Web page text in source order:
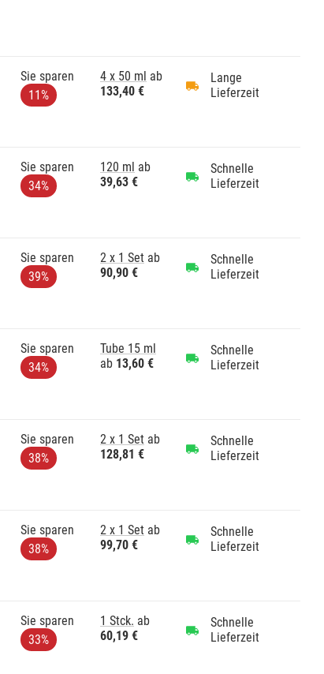
Sie sparen
11%
4 x 50 ml ab
133,40 €
Lange
Lieferzeit
Sie sparen
34%
120 ml ab
39,63 €
Schnelle
Lieferzeit
Sie sparen
39%
2 x 1 Set ab
90,90 €
Schnelle
Lieferzeit
Sie sparen
34%
Tube 15 ml
ab 13,60 €
Schnelle
Lieferzeit
Sie sparen
38%
2 x 1 Set ab
128,81 €
Schnelle
Lieferzeit
Sie sparen
38%
2 x 1 Set ab
99,70 €
Schnelle
Lieferzeit
Sie sparen
33%
1 Stck. ab
60,19 €
Schnelle
Lieferzeit